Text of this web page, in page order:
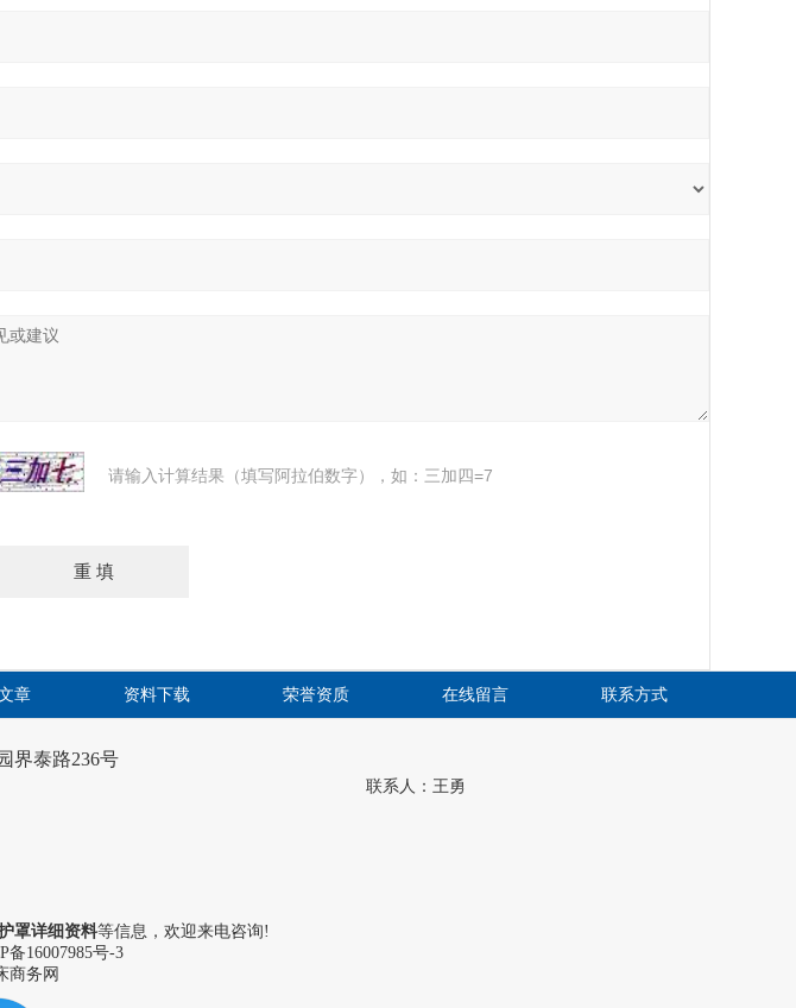
请输入计算结果（填写阿拉伯数字），如：三加四=7
章 资料下载 荣誉资质 在线留言 联系方式
界泰路236号
联系人：王勇
罩详细资料等信息，欢迎来电咨询!
备16007985号-3
商务网